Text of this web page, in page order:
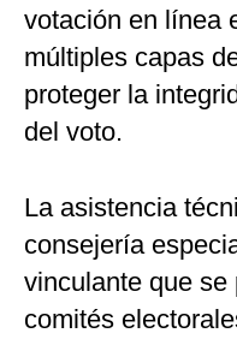
votación en línea
múltiples capas
proteger la
del voto.
La asistencia
consejería
vinculante que se
comités